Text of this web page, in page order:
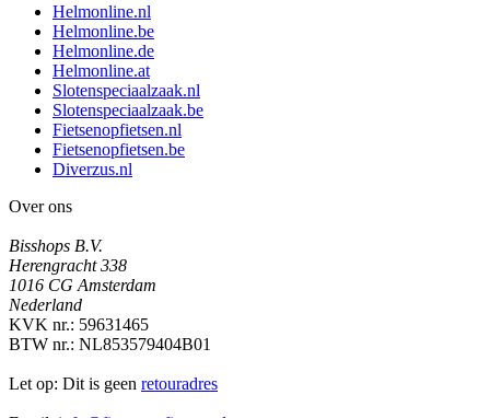
Helmonline.nl
Helmonline.be
Helmonline.de
Helmonline.at
Slotenspeciaalzaak.nl
Slotenspeciaalzaak.be
Fietsenopfietsen.nl
Fietsenopfietsen.be
Diverzus.nl
Over ons
Bisshops B.V.
Herengracht 338
1016 CG Amsterdam
Nederland
KVK nr.: 59631465
BTW nr.: NL853579404B01
Let op: Dit is geen retouradres